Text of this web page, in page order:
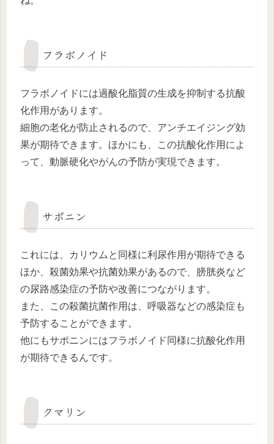
フラボノイド
フラボノイドには過酸化脂質の生成を抑制する抗酸
化作用があります。
細胞の老化が防止されるので、アンチエイジング効
果が期待できます。ほかにも、この抗酸化作用によ
って、動脈硬化やがんの予防が実現できます。
サポニン
これには、カリウムと同様に利尿作用が期待できる
ほか、殺菌効果や抗菌効果があるので、膀胱炎など
の尿路感染症の予防や改善につながります。
また、この殺菌抗菌作用は、呼吸器などの感染症も
予防することができます。
他にもサポニンにはフラボノイド同様に抗酸化作用
が期待できるんです。
クマリン